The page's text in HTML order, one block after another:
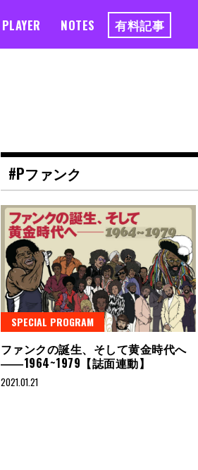
PLAYER NOTES 有料記事
#Pファンク
SPECIAL PROGRAM
ファンクの誕生、そして黄金時代へ
――1964~1979【誌面連動】
2021.01.21